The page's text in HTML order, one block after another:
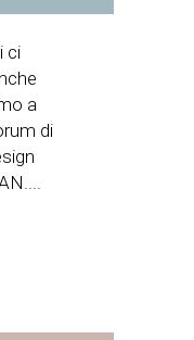
ci
a
di